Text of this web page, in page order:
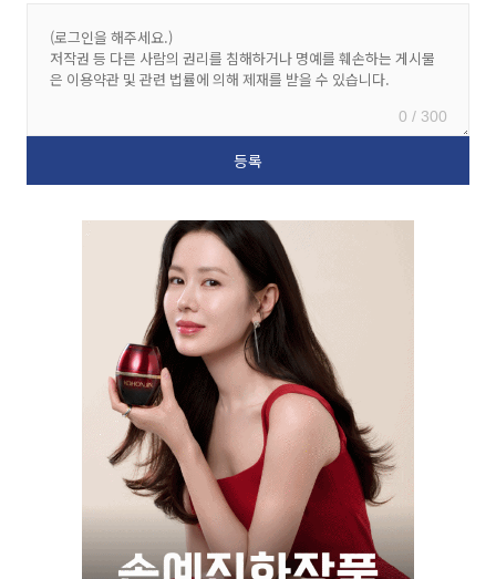
0 / 300